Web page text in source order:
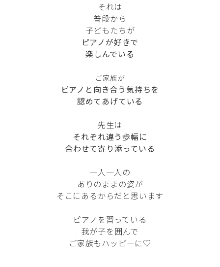
それは
普段から
子どもたちが
ピアノが好きで
楽しんでいる
ご家族が
ピアノと向き合う気持ちを
認めてあげている
先生は
それぞれ違う歩幅に
合わせて寄り添っている
一人一人の
ありのままの姿が
そこにあるからだと思います
ピアノを習っている
我が子を囲んで
ご家族もハッピーに♡